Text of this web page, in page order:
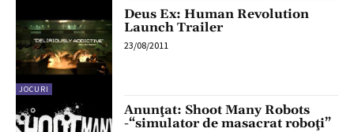
JOCURI
Deus Ex: Human Revolution
Launch Trailer
23/08/2011
Anunţat: Shoot Many Robots
-“simulator de masacrat roboţi”